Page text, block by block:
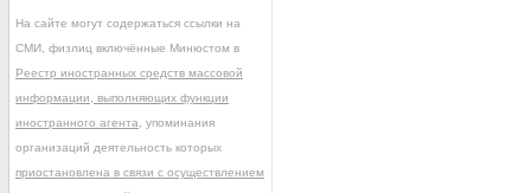
На сайте могут содержаться ссылки на
СМИ, физлиц включённые Минюстом в
Реестр иностранных средств массовой
информации, выполняющих функции
иностранного агента , упоминания
организаций деятельность которых
приостановлена в связи с осуществлением